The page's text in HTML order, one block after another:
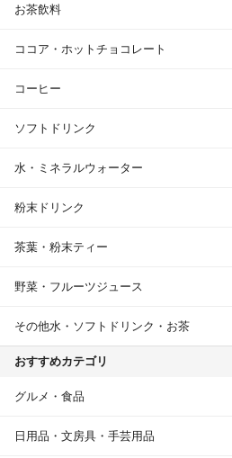
お茶飲料
ココア・ホットチョコレート
コーヒー
ソフトドリンク
水・ミネラルウォーター
粉末ドリンク
茶葉・粉末ティー
野菜・フルーツジュース
その他水・ソフトドリンク・お茶
おすすめカテゴリ
グルメ・食品
日用品・文房具・手芸用品